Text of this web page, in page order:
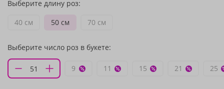
Выберите длину роз:
40 см
50 см 70 см
Выберите число роз в букете:
9 11 15 21 25